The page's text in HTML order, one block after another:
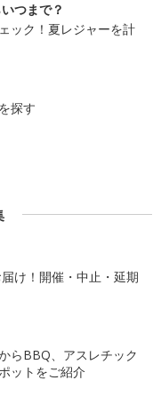
つまで？
ック！夏レジャーを計
探す
け！開催・中止・延期
らBBQ、アスレチック
ットをご紹介